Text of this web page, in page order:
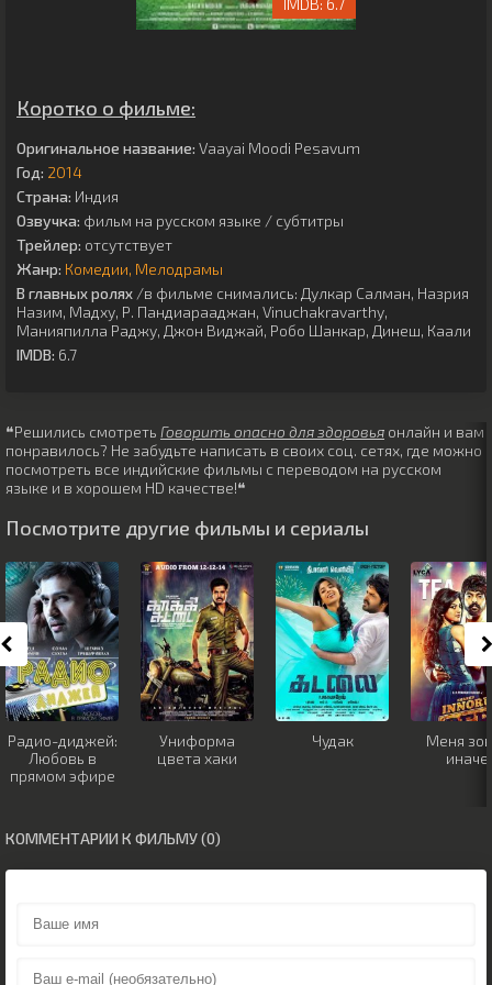
Коротко о фильме:
Оригинальное название: Vaayai Moodi Pesavum
Год: 2014
Страна: Индия
Озвучка: фильм на русском языке / субтитры
Трейлер: отсутствует
Жанр: Комедии Мелодрамы
В главных ролях /в фильме снимались: Дулкар Салман, Назрия
Назим, Мадху, Р. Пандиарааджан, Vinuchakravarthy,
Манияпилла Раджу, Джон Виджай, Робо Шанкар, Динеш, Каали
IMDB: 6.7
❝Решились смотреть Говорить опасно для здоровья онлайн и вам
понравилось? Не забудьте написать в своих соц. сетях, где можно
посмотреть все индийские фильмы с переводом на русском
языке и в хорошем HD качестве!❝
Посмотрите другие фильмы и сериалы
Радио-диджей:
Любовь в
прямом эфире
Униформа
цвета хаки
Чудак
Меня
иначе
КОММЕНТАРИИ К ФИЛЬМУ (0)